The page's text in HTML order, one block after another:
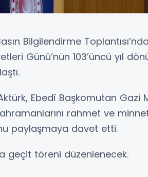
Bilgilendirme
Günü’nün 103’üncü yıl
Ebedî Başkomutan Gazi
rahmet ve
paylaşmaya davet etti.
geçit töreni düzenlenecek.